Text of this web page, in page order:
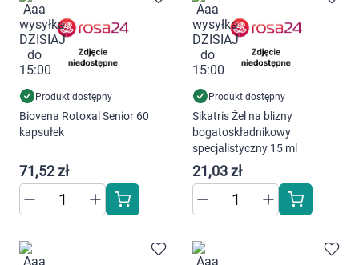
Zdrowy styl życia
Sprzęt medyczny
Motoryzacja
Grupy produktowe
Marki
Produkt dostępny
Biovena Rotoxal Senior 60
kapsułek
71,52 zł
Produkt dostępny
Sikatris Żel na blizny
bogatoskładnikowy
specjalistyczny 15 ml
21,03 zł